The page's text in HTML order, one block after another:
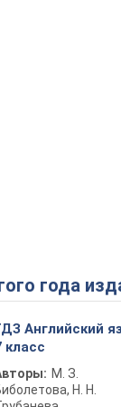
года
Английский
класс
М. З.
Н. Н.